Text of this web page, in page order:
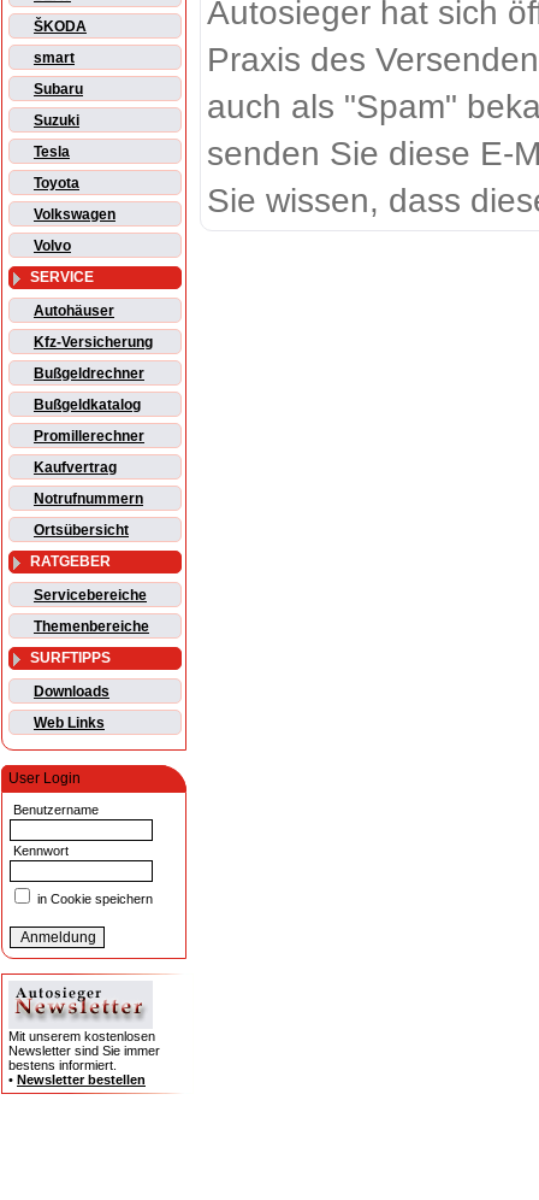
ŠKODA
smart
Subaru
Suzuki
Tesla
Toyota
Volkswagen
Volvo
SERVICE
Autohäuser
Kfz-Versicherung
Bußgeldrechner
Bußgeldkatalog
Promillerechner
Kaufvertrag
Notrufnummern
Ortsübersicht
RATGEBER
Servicebereiche
Themenbereiche
SURFTIPPS
Downloads
Web Links
User Login
Benutzername
Kennwort
in Cookie speichern
Mit unserem kostenlosen
Newsletter sind Sie immer
bestens informiert.
• Newsletter bestellen
Autosieger hat sich
Praxis des
auch als "Spam"
senden Sie diese E-
Sie wissen, dass